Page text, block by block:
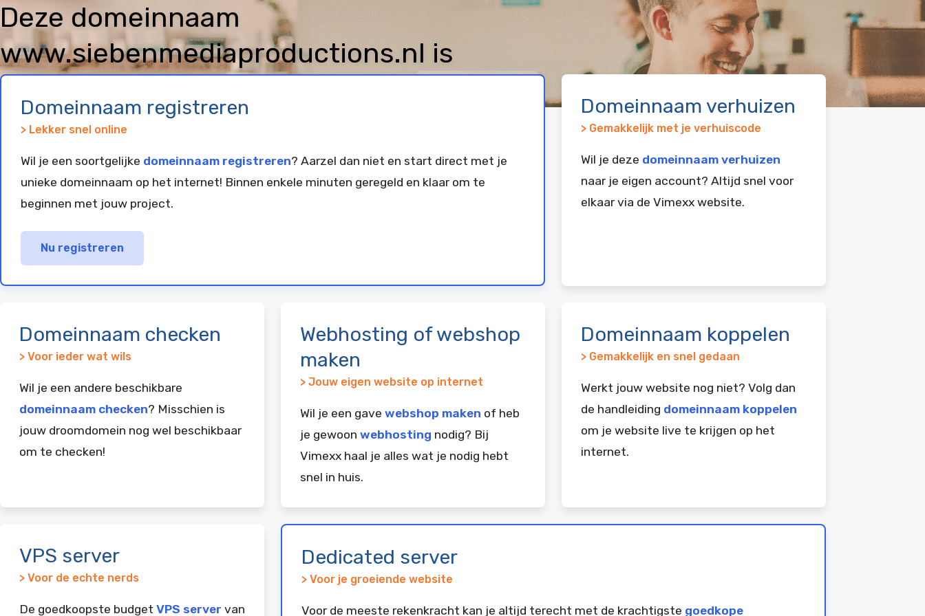
Deze domeinnaam
www.siebenmediaproductions.nl is
geregistreerd en geparkeerd bij
Domeinnaam registreren
> Lekker snel online
Wil je een soortgelijke domeinnaam registreren? Aarzel dan niet en start direct met je
unieke domeinnaam op het internet! Binnen enkele minuten geregeld en klaar om te
beginnen met jouw project.
Nu registreren
Domeinnaam verhuizen
> Gemakkelijk met je verhuiscode
Wil je deze domeinnaam verhuizen
naar je eigen account? Altijd snel voor
elkaar via de Vimexx website.
Domeinnaam checken
> Voor ieder wat wils
Wil je een andere beschikbare
domeinnaam checken? Misschien is
jouw droomdomein nog wel beschikbaar
om te checken!
Webhosting of webshop
maken
> Jouw eigen website op internet
Wil je een gave webshop maken of heb
je gewoon webhosting nodig? Bij
Vimexx haal je alles wat je nodig hebt
snel in huis.
Domeinnaam koppelen
> Gemakkelijk en snel gedaan
Werkt jouw website nog niet? Volg dan
de handleiding domeinnaam koppelen
om je website live te krijgen op het
internet.
VPS server
> Voor de echte nerds
De goedkoopste budget VPS server van
Dedicated server
> Voor je groeiende website
Voor de meeste rekenkracht kan je altijd terecht met de krachtigste goedkope